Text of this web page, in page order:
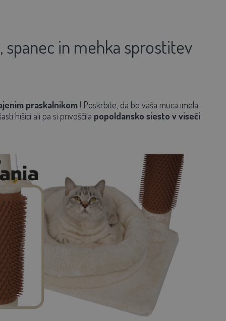
spanec in mehka sprostitev
praskalnikom! Poskrbite, da bo vaša muca imela
hišici ali pa si privoščila popoldansko siesto v viseči